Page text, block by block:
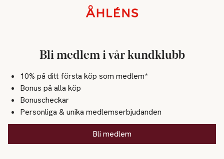
Bli medlem i vår kundklubb
10% på ditt första köp som medlem*
Bonus på alla köp
Bonuscheckar
Personliga & unika medlemserbjudanden
Bli medlem